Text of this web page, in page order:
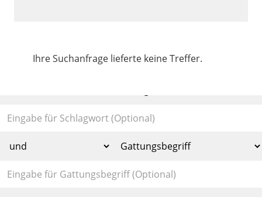
Ihre Suchanfrage lieferte keine Treffer.